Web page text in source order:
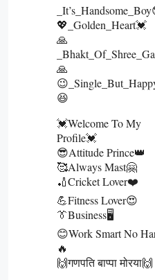
💖_Golden_Heart💓
🙏
🙏
😆
💓Welcome To My
Profile💓
😎Attitude Prince👑
🥰Always Mast🤗
🏏Cricket Lover❤️
💪Fitness Lover😍
👔Business🖥️
😊Work Smart No
🔥
🙌गणपति बाप्पा मोरया🙌